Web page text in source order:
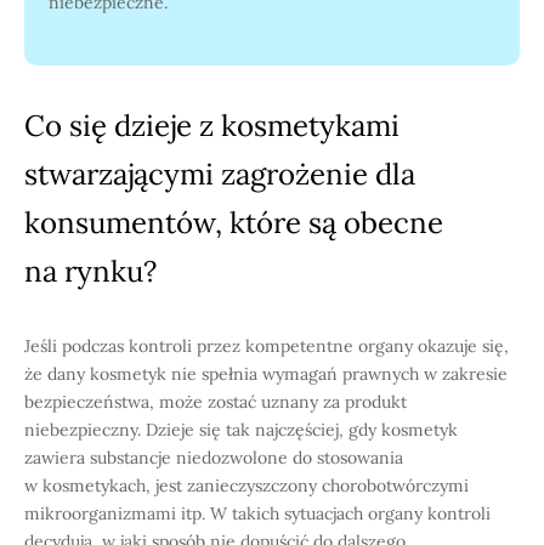
Co się dzieje z kosmetykami
stwarzającymi zagrożenie dla
konsumentów, które są obecne
na rynku?
Jeśli podczas kontroli przez kompetentne organy okazuje się,
że dany kosmetyk nie spełnia wymagań prawnych w zakresie
bezpieczeństwa, może zostać uznany za produkt
niebezpieczny. Dzieje się tak najczęściej, gdy kosmetyk
zawiera substancje niedozwolone do stosowania
w kosmetykach, jest zanieczyszczony chorobotwórczymi
mikroorganizmami itp. W takich sytuacjach organy kontroli